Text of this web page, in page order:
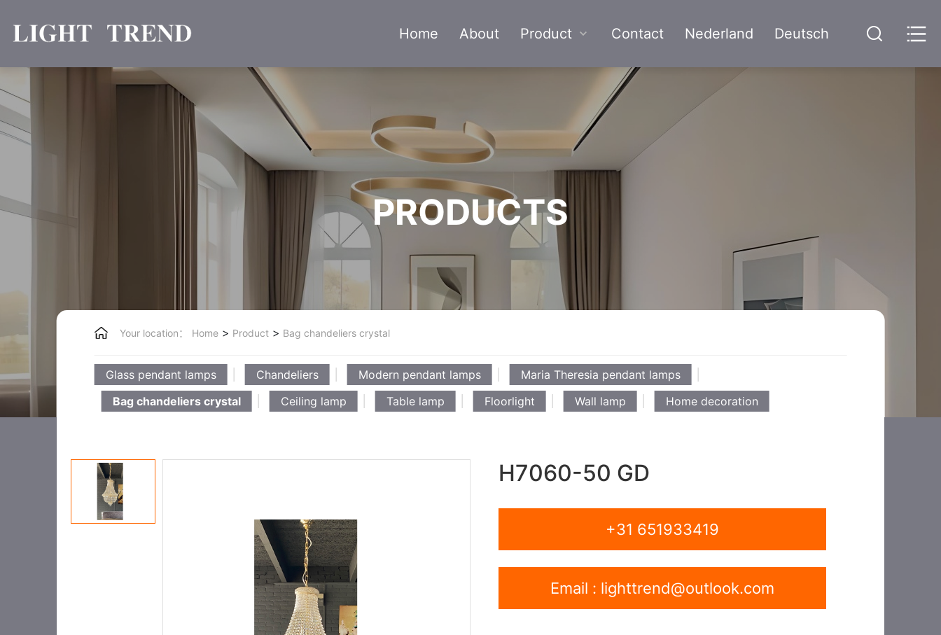
Home About Product Contact Nederland Deutsch
PRODUCTS
Your location： Home> Product> Bag chandeliers crystal
Glass pendant lamps Chandeliers Modern pendant lamps
Maria Theresia pendant lamps
Bag chandeliers crystal
Ceiling lamp Table lamp Floorlight Wall lamp Home decoration
H7060-50 GD
+31 651933419
Email : lighttrend@outlook.com